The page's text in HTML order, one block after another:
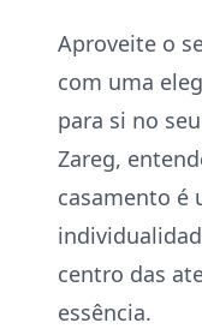
Aproveite o
com uma
para si no
Zareg,
casamento é
centro das
essência.